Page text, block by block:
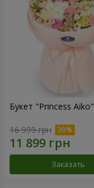
Букет "Princess Aiko"
16 999 грн
Заказать